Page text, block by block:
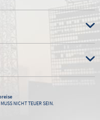
NICHT TEUER SEIN.